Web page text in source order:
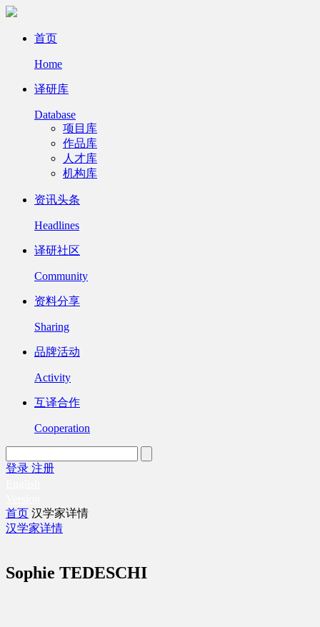
首页
Home
译研库
Database
项目库
作品库
人才库
机构库
资讯头条
Headlines
译研社区
Community
资料分享
Sharing
品牌活动
Activity
互译合作
Cooperation
登录 注册
首页 汉学家详情
汉学家详情
Sophie TEDESCHI